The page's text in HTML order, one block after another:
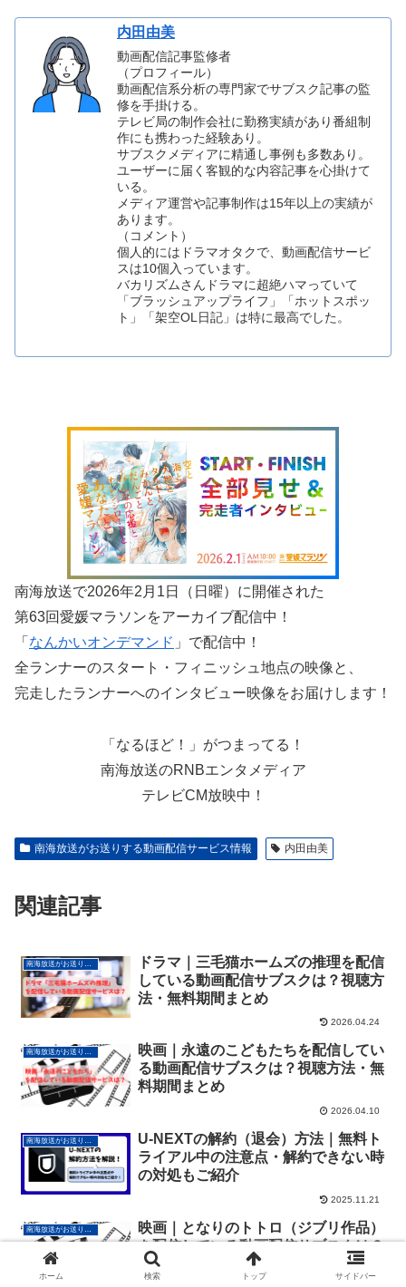
内田由美
動画配信記事監修者
（プロフィール）
動画配信系分析の専門家でサブスク記事の監
修を手掛ける。
テレビ局の制作会社に勤務実績があり番組制
作にも携わった経験あり。
サブスクメディアに精通し事例も多数あり。
ユーザーに届く客観的な内容記事を心掛けて
いる。
メディア運営や記事制作は15年以上の実績が
あります。
（コメント）
個人的にはドラマオタクで、動画配信サービ
スは10個入っています。
バカリズムさんドラマに超絶ハマっていて
「ブラッシュアップライフ」「ホットスポッ
ト」「架空OL日記」は特に最高でした。
南海放送で2026年2月1日（日曜）に開催された
第63回愛媛マラソンをアーカイブ配信中！
「 なんかいオンデマンド 」で配信中！
全ランナーのスタート・フィニッシュ地点の映像と、
完走したランナーへのインタビュー映像をお届けします！
「なるほど！」がつまってる！
南海放送のRNBエンタメディア
テレビCM放映中！
南海放送がお送りする動画配信サービス情報 内田由美
関連記事
ドラマ｜三毛猫ホームズの推理を配信
している動画配信サブスクは？視聴方
法・無料期間まとめ
2026.04.24
南海放送がお送りする動画配信サービス情報
映画｜永遠のこどもたちを配信してい
る動画配信サブスクは？視聴方法・無
料期間まとめ
2026.04.10
南海放送がお送りする動画配信サービス情報
U-NEXTの解約（退会）方法｜無料ト
ライアル中の注意点・解約できない時
の対処もご紹介
2025.11.21
映画｜となりのトトロ（ジブリ作品）
を配信している動画配信サブスクは？
視聴方法・無料期間まとめ
ホーム 検索 トップ サイドバー